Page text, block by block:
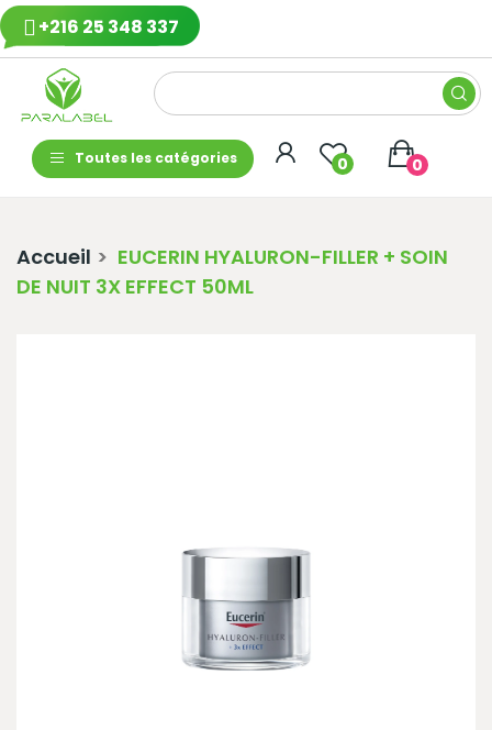
+216 25 348 337
Toutes les catégories 0 0
Accueil
EUCERIN HYALURON-FILLER + SOIN
DE NUIT 3X EFFECT 50ML